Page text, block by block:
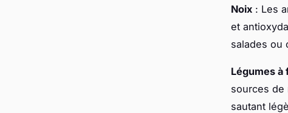
Noix : Les
et
salades ou
Légumes
sources de
sautant